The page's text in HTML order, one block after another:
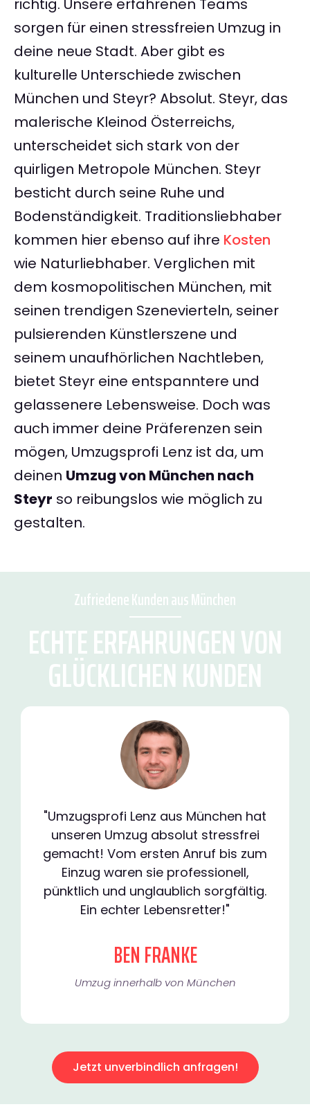
richtig. Unsere erfahrenen Teams
sorgen für einen stressfreien Umzug in
deine neue Stadt. Aber gibt es
kulturelle Unterschiede zwischen
München und Steyr? Absolut. Steyr, das
malerische Kleinod Österreichs,
unterscheidet sich stark von der
quirligen Metropole München. Steyr
besticht durch seine Ruhe und
Bodenständigkeit. Traditionsliebhaber
kommen hier ebenso auf ihre Kosten
wie Naturliebhaber. Verglichen mit
dem kosmopolitischen München, mit
seinen trendigen Szenevierteln, seiner
pulsierenden Künstlerszene und
seinem unaufhörlichen Nachtleben,
bietet Steyr eine entspanntere und
gelassenere Lebensweise. Doch was
auch immer deine Präferenzen sein
mögen, Umzugsprofi Lenz ist da, um
deinen Umzug von München nach
Steyr so reibungslos wie möglich zu
gestalten.
Zufriedene Kunden aus München
ECHTE ERFAHRUNGEN VON
GLÜCKLICHEN KUNDEN
"Umzugsprofi Lenz aus München hat
unseren Umzug absolut stressfrei
gemacht! Vom ersten Anruf bis zum
Einzug waren sie professionell,
pünktlich und unglaublich sorgfältig.
Ein echter Lebensretter!"
BEN FRANKE
Umzug innerhalb von München​
Jetzt unverbindlich anfragen!